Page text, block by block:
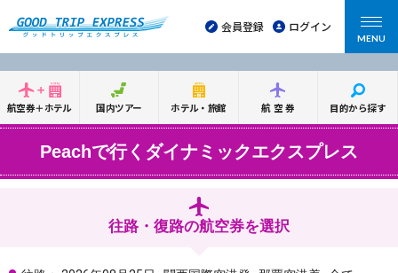
会員登録 ログイン
MENU
航空券＋ホテル 国内ツアー ホテル・旅館 航空券 目的から探す
Peachで行くダイナミックエクスプレス
往路・復路の航空券を選択